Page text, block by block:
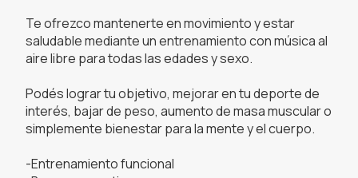
Te ofrezco mantenerte en movimiento y estar
saludable mediante un entrenamiento con música al
aire libre para todas las edades y sexo.
Podés lograr tu objetivo, mejorar en tu deporte de
interés, bajar de peso, aumento de masa muscular o
simplemente bienestar para la mente y el cuerpo.
-Entrenamiento funcional